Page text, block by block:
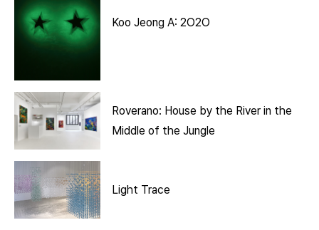
Koo Jeong A: 2O2O
Roverano: House by the River in the
Middle of the Jungle
Light Trace